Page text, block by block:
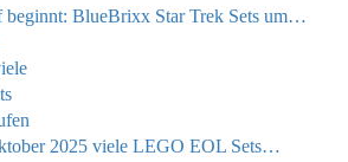
beginnt: BlueBrixx Star Trek Sets um…
2025 viele LEGO EOL Sets…